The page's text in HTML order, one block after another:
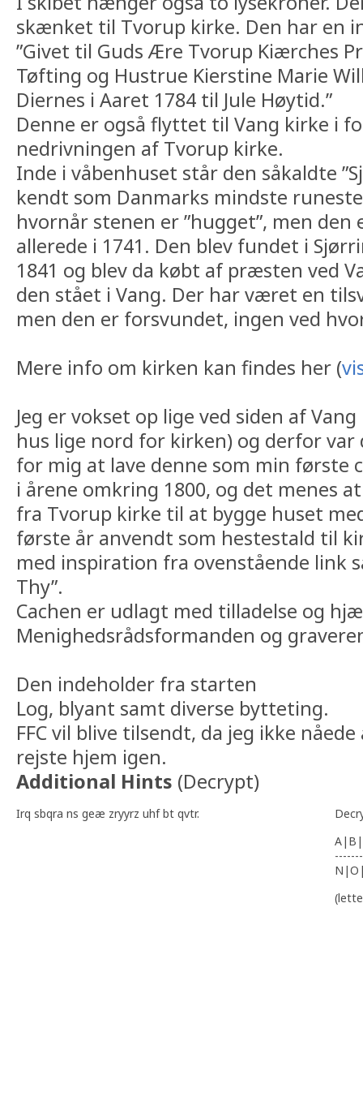
skænket til Tvorup kirke. Den har en
”Givet til Guds Ære Tvorup Kiærches
Tøfting og Hustrue Kierstine Marie
Diernes i Aaret 1784 til Jule Høytid.”
Denne er også flyttet til Vang kirke i
nedrivningen af Tvorup kirke.
Inde i våbenhuset står den såkaldte
kendt som Danmarks mindste
hvornår stenen er ”hugget”, men
allerede i 1741. Den blev fundet i
1841 og blev da købt af præsten ved
den stået i Vang. Der har været en
men den er forsvundet, ingen ved
Mere info om kirken kan findes her (
Jeg er vokset op lige ved siden af
hus lige nord for kirken) og derfor
for mig at lave denne som min første
i årene omkring 1800, og det menes
fra Tvorup kirke til at bygge huset
første år anvendt som hestestald til
med inspiration fra ovenstående link
Thy”.
Cachen er udlagt med tilladelse og
Menighedsrådsformanden og
Den indeholder fra starten
Log, blyant samt diverse bytteting.
FFC vil blive tilsendt, da jeg ikke
rejste hjem igen.
Additional Hints (Decrypt)
Irq sbqra ns geæ zryyrz uhf bt qvtr.